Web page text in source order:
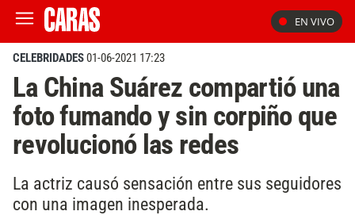
EN VIVO
CELEBRIDADES01-06-2021 17:23
La China Suárez compartió una
foto fumando y sin corpiño que
revolucionó las redes
La actriz causó sensación entre sus seguidores
con una imagen inesperada.